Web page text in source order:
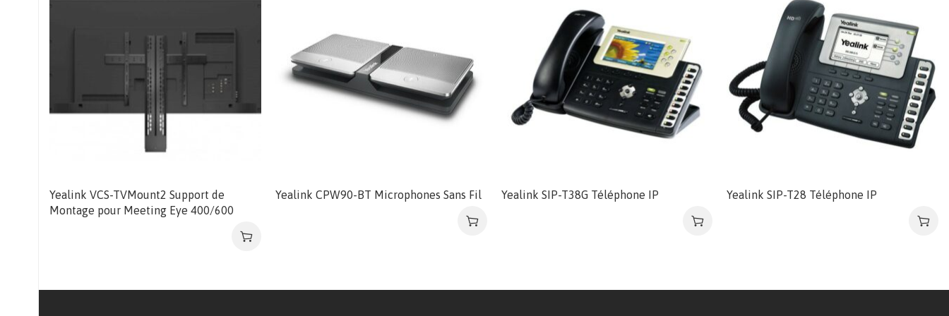
Yealink VCS-TVMount2 Support de
Montage pour Meeting Eye 400/600
Yealink CPW90-BT Microphones Sans Fil Yealink SIP-T38G Téléphone IP Yealink SIP-T28 Téléphone IP